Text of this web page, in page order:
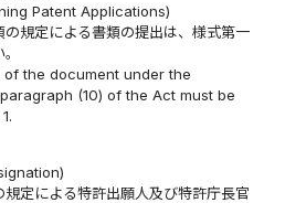
Patent Applications)
の規定による書類の提出は、様式第一
of the document under the
(10) of the Act must be
規定による特許出願人及び特許庁長官